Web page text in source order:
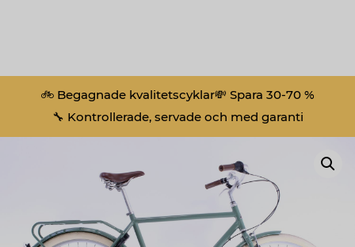
🚲 Begagnade kvalitetscyklar💸 Spara 30-70 %
🔧 Kontrollerade, servade och med garanti